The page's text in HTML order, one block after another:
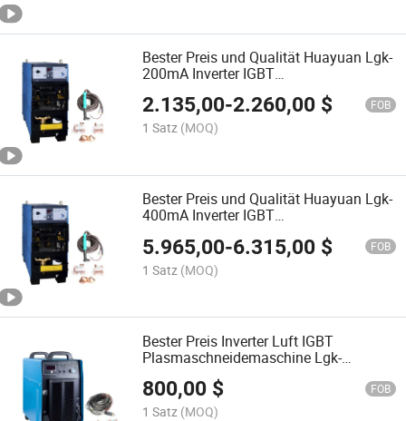
Bester Preis und Qualität Huayuan Lgk-
200mA Inverter IGBT
Plasmaschneidemaschine / Tragbarer
Plasmaschneider 3pH 380V
2.135,00-2.260,00 $ FOB
1 Satz (MOQ)
Bester Preis und Qualität Huayuan Lgk-
400mA Inverter IGBT
Plasmaschneider 3pH Eingebauter
Flüssigkeitskühler
5.965,00-6.315,00 $ FOB
1 Satz (MOQ)
Bester Preis Inverter Luft IGBT
Plasmaschneidemaschine Lgk-
800,00 $ FOB
1 Satz (MOQ)